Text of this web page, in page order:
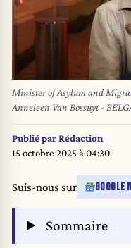
Minister of Asylum and
Anneleen Van Bossuyt -
Publié parRédaction
15 octobre 2025 à 04:30
Suis-nous sur GOOGLE
Sommaire